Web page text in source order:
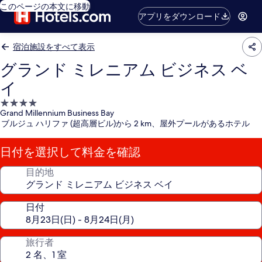
このページの本文に移動
アプリをダウンロード
宿泊施設をすべて表示
グランド ミレニアム ビジネス ベ
イ
4.0
つ
星
宿
泊
施
Grand Millennium Business Bay
ブルジュ ハリファ (超高層ビル)から 2 km、屋外プールがあるホテル
日付を選択して料金を確認
目的地
日付
旅行者